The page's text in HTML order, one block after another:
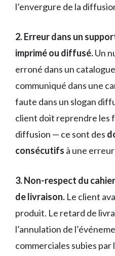
l’envergure de la
2. Erreur dans un
imprimé ou diffusé.Un
erroné dans un
communiqué dans une
faute dans un slogan
client doit reprendre les
diffusion — ce sont des
consécutifs à une
3. Non-respect du
de livraison. Le client
produit. Le retard de
l’annulation de
commerciales subies